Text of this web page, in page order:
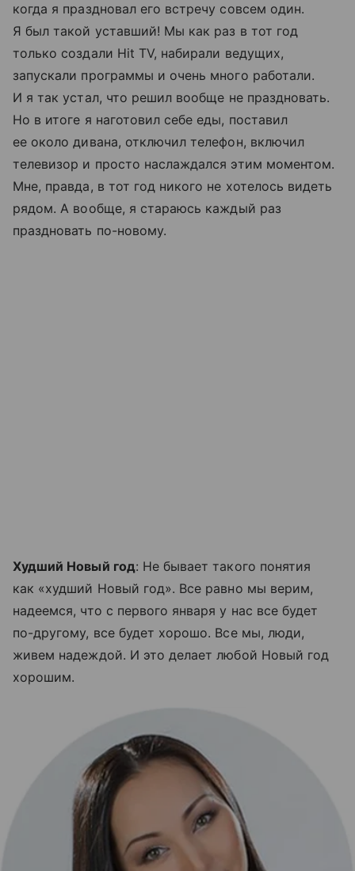
когда я праздновал его встречу совсем один.
Я был такой уставший! Мы как раз в тот год
только создали Hit TV, набирали ведущих,
запускали программы и очень много работали.
И я так устал, что решил вообще не праздновать.
Но в итоге я наготовил себе еды, поставил
ее около дивана, отключил телефон, включил
телевизор и просто наслаждался этим моментом.
Мне, правда, в тот год никого не хотелось видеть
рядом. А вообще, я стараюсь каждый раз
праздновать по-новому.
Худший Новый год: Не бывает такого понятия
как «худший Новый год». Все равно мы верим,
надеемся, что с первого января у нас все будет
по-другому, все будет хорошо. Все мы, люди,
живем надеждой. И это делает любой Новый год
хорошим.